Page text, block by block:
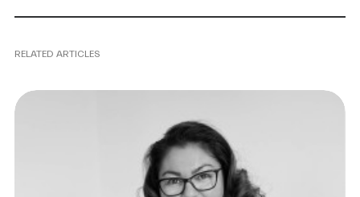
RELATED ARTICLES